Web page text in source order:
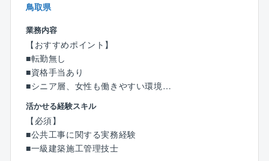
鳥取県
業務内容
【おすすめポイント】
■転勤無し
■資格手当あり
■シニア層、女性も働きやすい環境
■U/Iターン歓迎
同社にて公共工事（主に公共施設）等の現場管理をお
願いします。
担当いただく案件：クリニック、店舗、学校、工場等
活かせる経験スキル
【必須】
■公共工事に関する実務経験
■一級建築施工管理技士